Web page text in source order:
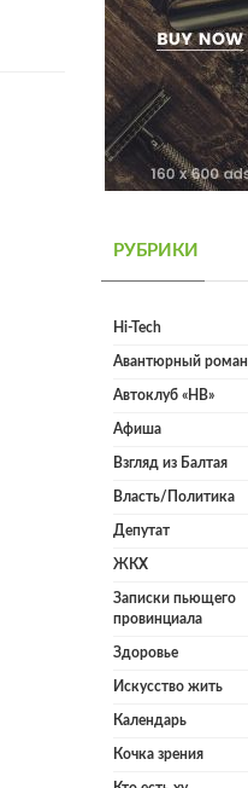
РУБРИКИ
Hi-Tech
Авантюрный роман
Автоклуб «НВ»
Афиша
Взгляд из Балтая
Власть/Политика
Депутат
ЖКХ
Записки пьющего
провинциала
Здоровье
Искусство жить
Календарь
Кочка зрения